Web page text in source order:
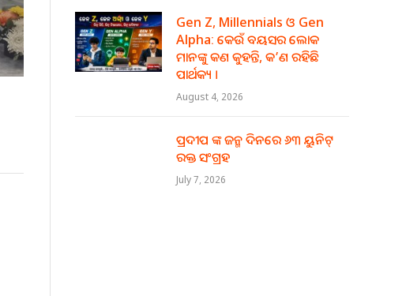
Gen Z, Millennials ଓ Gen
Alpha: କେଉଁ ବୟସର ଲୋକ
ମାନଙ୍କୁ କଣ କୁହନ୍ତି, କ’ଣ ରହିଛି
ପାର୍ଥକ୍ୟ ।
August 4, 2026
ପ୍ରଦୀପ ଙ୍କ ଜନ୍ମ ଦିନରେ ୬୩ ୟୁନିଟ୍
ରକ୍ତ ସଂଗ୍ରହ
July 7, 2026